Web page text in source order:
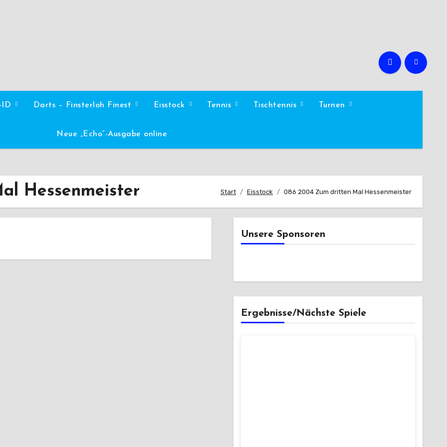
ID Darts – Finsterloh Finest Eisstock Tennis Tischtennis Turnen
Neue „Echo“-Ausgabe online
Hessenmeister Start Eisstock 086 2004 Zum dritten Mal Hessenmeister
Unsere Sponsoren
Ergebnisse/Nächste Spiele